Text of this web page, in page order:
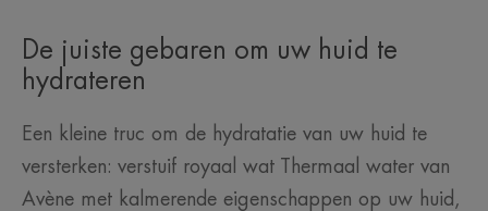
De juiste gebaren om uw huid te
hydrateren
Een kleine truc om de hydratatie van uw huid te
versterken: verstuif royaal wat Thermaal water van
Avène met kalmerende eigenschappen op uw huid,